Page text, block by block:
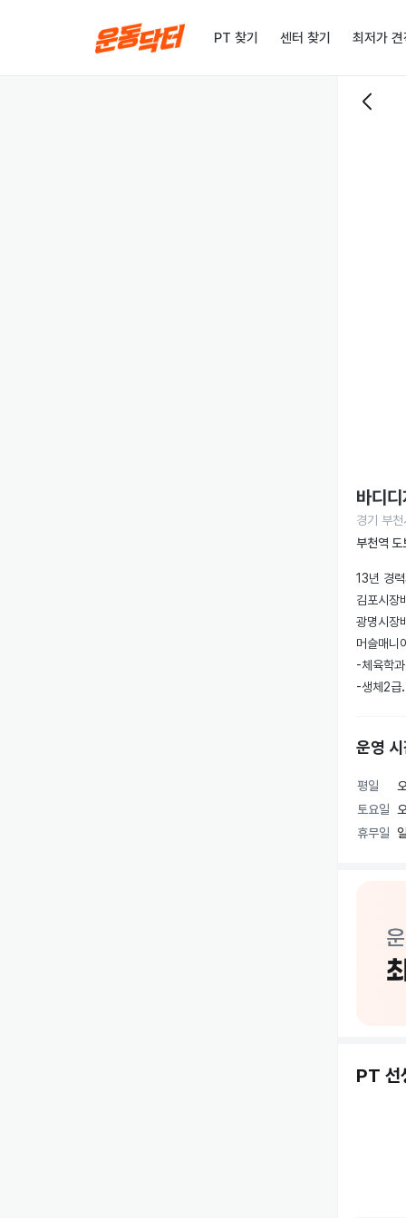
PT 찾기 센터 찾기 최저가
바디
경기 부
부천역
13년 경
김포시
광명시
머슬매니
-체육학
-생체2급
-기능성
-바디프
-vog헤
운동은
인원 제
대표 직
운영
평일
토요일
휴무일
PT 선